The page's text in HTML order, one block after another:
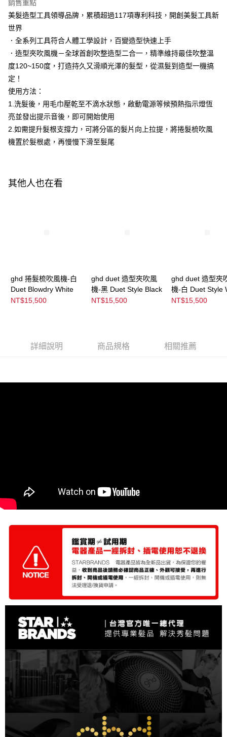
１．簡單：不需註冊會員、不需綁卡、不需儲值。
２．便利：只要手機號碼，簡訊認證，即可結帳。
３．安心：先確認商品／服務後，再付款。
【「AFTEE先享後付」結帳流程】
１．於結帳方式選擇「AFTEE先享後付」後，將跳轉至「AFTEE先享後付」
２．訂單成立數日內，您將收到繳費通知簡訊。
３．收到繳費通知簡訊後14天內，點擊此簡訊中的連結，可透過四大超商／
ATM／網路銀行／等多元方式進行付款，方視為交易完成。
※ 請注意：結帳手續完成當下不需立刻繳費，但若您需要取消訂單，請聯絡
購買商品的店家。未經商家同意取消之訂單仍視為有效，需透過AFTEE先享
後付繳納相關費用。
※ 交易是否成功請以「AFTEE先享後付 」之結帳頁面顯示為準，若有關於
是否繳費成功／繳費後需取消欲退款等相關疑問，請聯繫「AFTEE先享後付
１．透過由恩沛科技股份有限公司提供之「AFTEE先享後付」服務完成之交
請求用戶進行身份認證。
５．嚴禁一人註冊多個帳號或使用他人資訊註冊。若發現惡意使用之情形，
恩沛科技股份有限公司將有權停止該用戶之使用額度並採取法律行動。
運送方式
宅配
宅配-離島
每筆NT$320，滿NT$3,000(含以上)免運費
銷售重點
美髮造型工具領導品牌，累積超過117項專利科技，開創美髮工具新
世界
．全系列工具符合人體工學設計，百變造型快速上手
．造型夾吹風機－全球首創吹整造型二合一，精準維持最佳吹整溫
度120~150度，打造持久又滑順光澤的髮型，從濕髮到造型一機搞
定！
使用方法：
1.洗髮後，用毛巾壓乾至不滴水狀態，啟動電源等候預熱指示燈恆
亮並發出提示音後，即可開始使用
2.如需提升髮根支撐力，可將分區的髮片向上拉提，將捲髮梳吹風
機置於髮根處，再慢慢下滑至髮尾
其他人也在看
ghd 捲髮梳吹風機-白
Duet Blowdry White
NT$15,500
ghd duet 造型夾吹風
機-黑 Duet Style Black
NT$15,500
ghd duet 造型夾
機-白 Duet Style
NT$15,500
詳細說明 商品規格 相關推薦